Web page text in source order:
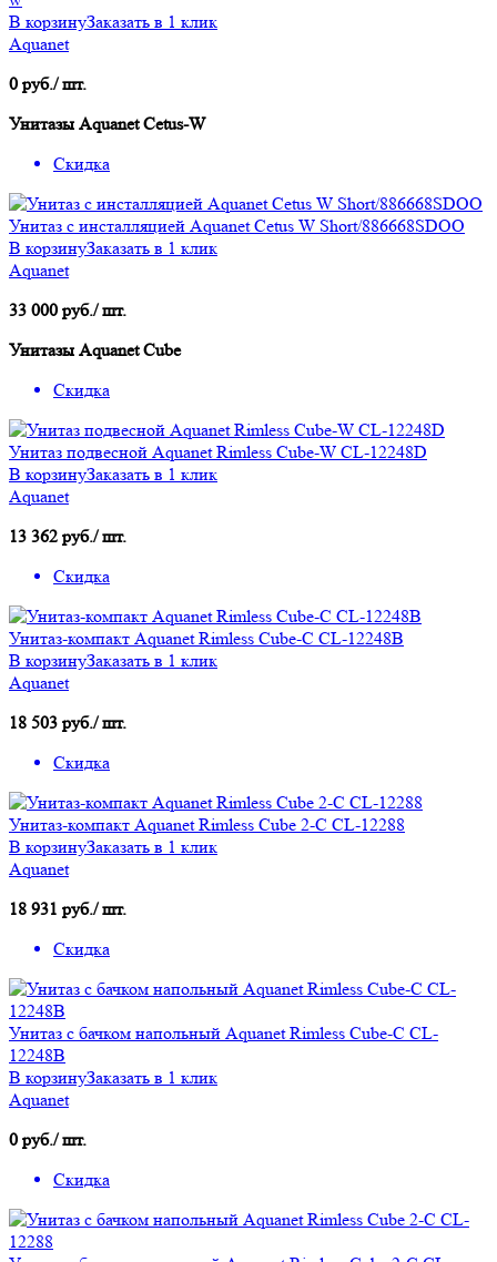
В корзинуЗаказать в 1 клик
Aquanet
0 руб./ шт.
Унитазы Aquanet Cetus-W
Скидка
Унитаз с инсталляцией Aquanet Cetus W Short/886668SDOO
В корзинуЗаказать в 1 клик
Aquanet
33 000 руб./ шт.
Унитазы Aquanet Cube
Скидка
Унитаз подвесной Aquanet Rimless Cube-W CL-12248D
В корзинуЗаказать в 1 клик
Aquanet
13 362 руб./ шт.
Скидка
Унитаз-компакт Aquanet Rimless Cube-C CL-12248B
В корзинуЗаказать в 1 клик
Aquanet
18 503 руб./ шт.
Скидка
Унитаз-компакт Aquanet Rimless Cube 2-C CL-12288
В корзинуЗаказать в 1 клик
Aquanet
18 931 руб./ шт.
Скидка
Унитаз с бачком напольный Aquanet Rimless Cube-C CL-
12248B
В корзинуЗаказать в 1 клик
Aquanet
0 руб./ шт.
Скидка